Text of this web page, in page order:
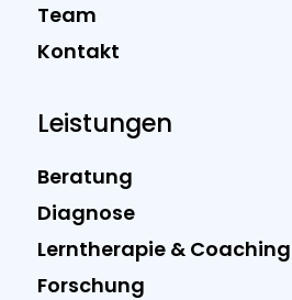
Team
Kontakt
Leistungen
Beratung
Diagnose
Lerntherapie & Coaching
Forschung